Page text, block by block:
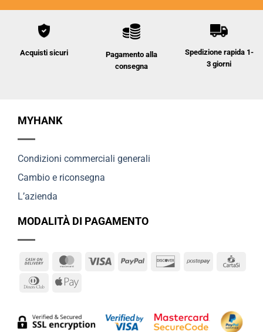
Acquisti sicuri
Pagamento alla
consegna
Spedizione rapida 1-
3 giorni
MYHANK
Condizioni commerciali generali
Cambio e riconsegna
L’azienda
MODALITÀ DI PAGAMENTO
Cash
Delivery
MasterCard
Visa PayPal DiscoverPostepay
DinnersApple